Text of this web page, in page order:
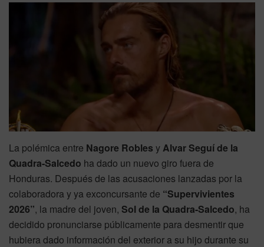
La polémica entre Nagore Robles yAlvar Seguí de la
Quadra-Salcedo ha dado un nuevo giro fuera de
Honduras. Después de las acusaciones lanzadas por la
colaboradora y ya exconcursante de “Supervivientes
2026”, la madre del joven, Sol de la Quadra-Salcedo, ha
decidido pronunciarse públicamente para desmentir que
hubiera dado información del exterior a su hijo durante su